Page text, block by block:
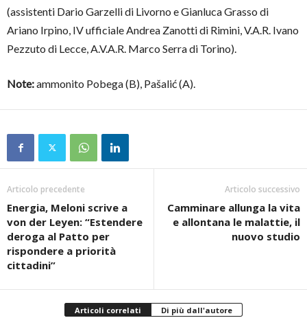
(assistenti Dario Garzelli di Livorno e Gianluca Grasso di
Ariano Irpino, IV ufficiale Andrea Zanotti di Rimini, V.A.R. Ivano
Pezzuto di Lecce, A.V.A.R. Marco Serra di Torino).
Note:ammonito Pobega (B), Pašalić (A).
Articolo precedente
Energia, Meloni scrive a
von der Leyen: “Estendere
deroga al Patto per
rispondere a priorità
cittadini”
Articolo successivo
Camminare allunga la vita
e allontana le malattie, il
nuovo studio
Articoli correlati Di più dall'autore